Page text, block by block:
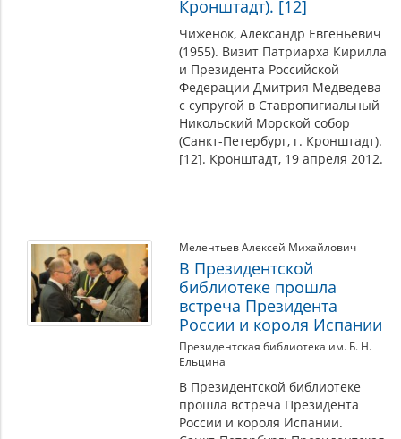
Кронштадт). [12]
Чиженок, Александр Евгеньевич
(1955). Визит Патриарха Кирилла
и Президента Российской
Федерации Дмитрия Медведева
с супругой в Ставропигиальный
Никольский Морской собор
(Санкт-Петербург, г. Кронштадт).
[12]. Кронштадт, 19 апреля 2012.
Мелентьев Алексей Михайлович
В Президентской
библиотеке прошла
встреча Президента
России и короля Испании
Президентская библиотека им. Б. Н.
Ельцина
В Президентской библиотеке
прошла встреча Президента
России и короля Испании.